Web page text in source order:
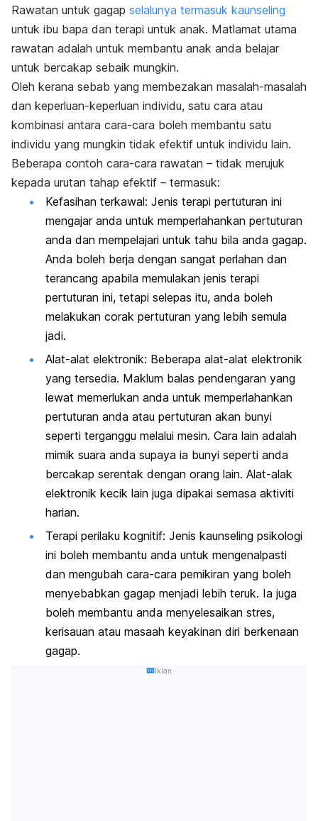
Rawatan untuk gagap selalunya termasuk kaunseling
untuk ibu bapa dan terapi untuk anak. Matlamat utama
rawatan adalah untuk membantu anak anda belajar
untuk bercakap sebaik mungkin.
Oleh kerana sebab yang membezakan masalah-masalah
dan keperluan-keperluan individu, satu cara atau
kombinasi antara cara-cara boleh membantu satu
individu yang mungkin tidak efektif untuk individu lain.
Beberapa contoh cara-cara rawatan – tidak merujuk
kepada urutan tahap efektif – termasuk:
Kefasihan terkawal: Jenis terapi pertuturan ini
mengajar anda untuk memperlahankan pertuturan
anda dan mempelajari untuk tahu bila anda gagap.
Anda boleh berja dengan sangat perlahan dan
terancang apabila memulakan jenis terapi
pertuturan ini, tetapi selepas itu, anda boleh
melakukan corak pertuturan yang lebih semula
jadi.
Alat-alat elektronik: Beberapa alat-alat elektronik
yang tersedia. Maklum balas pendengaran yang
lewat memerlukan anda untuk memperlahankan
pertuturan anda atau pertuturan akan bunyi
seperti terganggu melalui mesin. Cara lain adalah
mimik suara anda supaya ia bunyi seperti anda
bercakap serentak dengan orang lain. Alat-alak
elektronik kecik lain juga dipakai semasa aktiviti
harian.
Terapi perilaku kognitif: Jenis kaunseling psikologi
ini boleh membantu anda untuk mengenalpasti
dan mengubah cara-cara pemikiran yang boleh
menyebabkan gagap menjadi lebih teruk. Ia juga
boleh membantu anda menyelesaikan stres,
kerisauan atau masaah keyakinan diri berkenaan
gagap.
Iklan